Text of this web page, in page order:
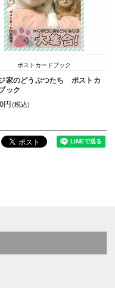
ポストカードブック
家のどうぶつたち ポストカ
ック
円(税込)